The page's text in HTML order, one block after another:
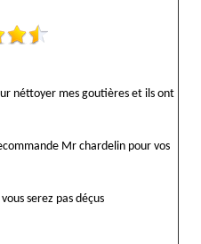
néttoyer mes goutières et ils ont
Mr chardelin pour vos
serez pas déçus